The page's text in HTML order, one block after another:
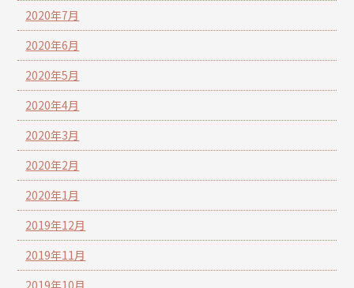
2020年7月
2020年6月
2020年5月
2020年4月
2020年3月
2020年2月
2020年1月
2019年12月
2019年11月
2019年10月